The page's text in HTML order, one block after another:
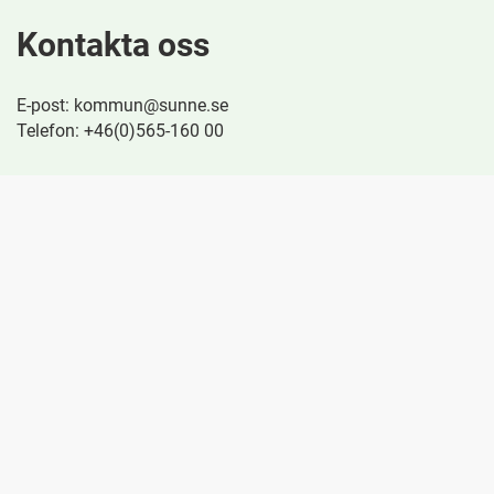
Kontakta oss
E-post: kommun@sunne.se
Telefon: +46(0)565-160 00